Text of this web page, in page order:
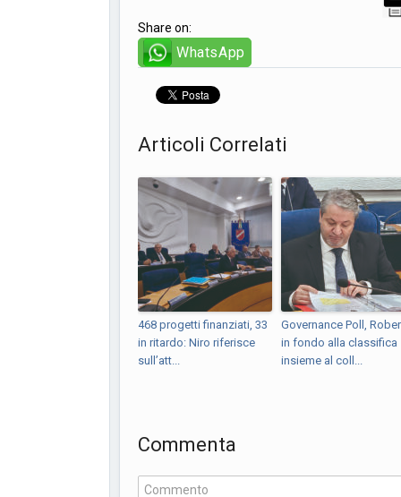
Share on:
WhatsApp
Articoli Correlati
468 progetti finanziati, 33
in ritardo: Niro riferisce
sull’att...
Governance Poll,
in fondo alla classifica
insieme al coll...
Commenta